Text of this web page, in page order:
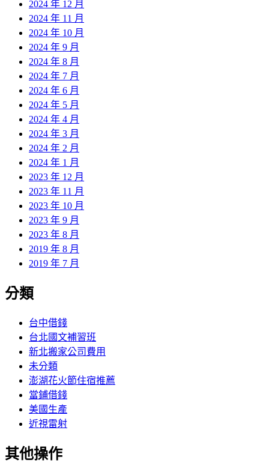
2024 年 12 月
2024 年 11 月
2024 年 10 月
2024 年 9 月
2024 年 8 月
2024 年 7 月
2024 年 6 月
2024 年 5 月
2024 年 4 月
2024 年 3 月
2024 年 2 月
2024 年 1 月
2023 年 12 月
2023 年 11 月
2023 年 10 月
2023 年 9 月
2023 年 8 月
2019 年 8 月
2019 年 7 月
分類
台中借錢
台北國文補習班
新北搬家公司費用
未分類
澎湖花火節住宿推薦
當鋪借錢
美國生產
近視雷射
其他操作